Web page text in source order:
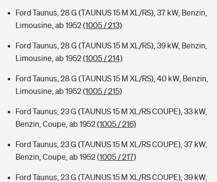
Ford Taunus, 28 G (TAUNUS 15 M XL/RS), 37 kW, Benzin,
Limousine, ab 1952(1005 / 213)
Ford Taunus, 28 G (TAUNUS 15 M XL/RS), 39 kW, Benzin,
Limousine, ab 1952(1005 / 214)
Ford Taunus, 28 G (TAUNUS 15 M XL/RS), 40 kW, Benzin,
Limousine, ab 1952(1005 / 215)
Ford Taunus, 23 G (TAUNUS 15 M XL/RS COUPE), 33 kW,
Benzin, Coupe, ab 1952(1005 / 216)
Ford Taunus, 23 G (TAUNUS 15 M XL/RS COUPE), 37 kW,
Benzin, Coupe, ab 1952(1005 / 217)
Ford Taunus, 23 G (TAUNUS 15 M XL/RS COUPE), 39 kW,